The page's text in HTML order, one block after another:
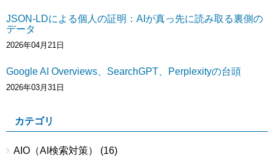
JSON-LDによる個人の証明：AIが真っ先に読み取る裏側の
データ
2026年04月21日
Google AI Overviews、SearchGPT、Perplexityの台頭
2026年03月31日
カテゴリ
AIO（AI検索対策） (16)